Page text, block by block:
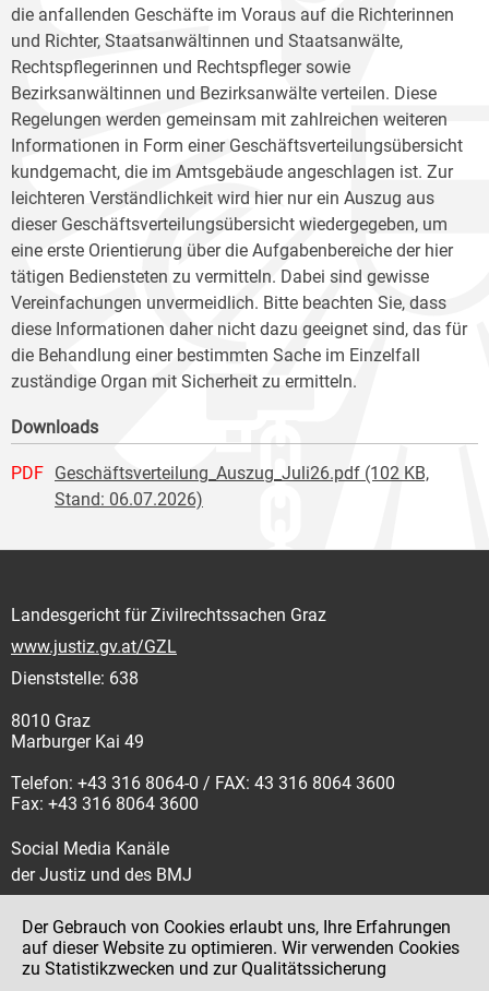
die anfallenden Geschäfte im Voraus auf die Richterinnen
und Richter, Staatsanwältinnen und Staatsanwälte,
Rechtspflegerinnen und Rechtspfleger sowie
Bezirksanwältinnen und Bezirksanwälte verteilen. Diese
Regelungen werden gemeinsam mit zahlreichen weiteren
Informationen in Form einer Geschäftsverteilungsübersicht
kundgemacht, die im Amtsgebäude angeschlagen ist. Zur
leichteren Verständlichkeit wird hier nur ein Auszug aus
dieser Geschäftsverteilungsübersicht wiedergegeben, um
eine erste Orientierung über die Aufgabenbereiche der hier
tätigen Bediensteten zu vermitteln. Dabei sind gewisse
Vereinfachungen unvermeidlich. Bitte beachten Sie, dass
diese Informationen daher nicht dazu geeignet sind, das für
die Behandlung einer bestimmten Sache im Einzelfall
zuständige Organ mit Sicherheit zu ermitteln.
Downloads
PDF Geschäftsverteilung_Auszug_Juli26.pdf (102 KB,
Stand: 06.07.2026)
Landesgericht für Zivilrechtssachen Graz
www.justiz.gv.at/GZL
Dienststelle: 638
8010 Graz
Marburger Kai 49
Telefon: +43 316 8064-0 / FAX: 43 316 8064 3600
Fax: +43 316 8064 3600
Social Media Kanäle
der Justiz und des BMJ
Impressum
Der Gebrauch von Cookies erlaubt uns, Ihre Erfahrungen
auf dieser Website zu optimieren. Wir verwenden Cookies
zu Statistikzwecken und zur Qualitätssicherung